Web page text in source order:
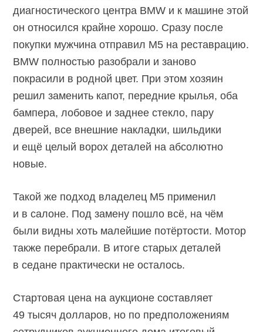
диагностического центра BMW и к машине этой
он относился крайне хорошо. Сразу после
покупки мужчина отправил M5 на реставрацию.
BMW полностью разобрали и заново
покрасили в родной цвет. При этом хозяин
решил заменить капот, передние крылья, оба
бампера, лобовое и заднее стекло, пару
дверей, все внешние накладки, шильдики
и ещё целый ворох деталей на абсолютно
новые.
Такой же подход владелец M5 применил
и в салоне. Под замену пошло всё, на чём
были видны хоть малейшие потёртости. Мотор
также перебрали. В итоге старых деталей
в седане практически не осталось.
Стартовая цена на аукционе составляет
49 тысяч долларов, но по предположениям